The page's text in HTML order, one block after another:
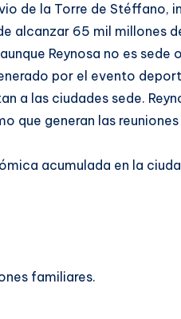
de la Torre de
alcanzar 65 mil millones
Reynosa no es
por el evento
a las ciudades sede.
que generan las
acumulada en la
familiares.